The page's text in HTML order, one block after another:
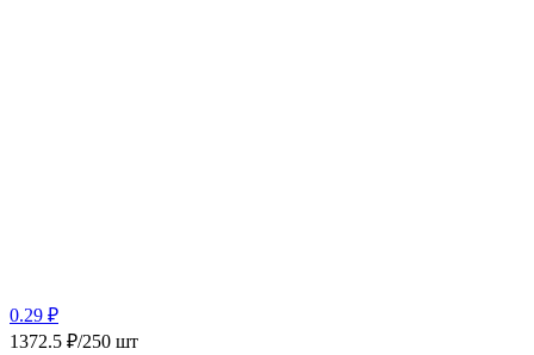
0.29 ₽
1372.5 ₽/250 шт